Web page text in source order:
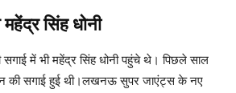
सिंह धोनी
में भी महेंद्र सिंह धोनी पहुंचे थे। पिछले साल
की सगाई हुई थी।लखनऊ सुपर जाएंट्स के नए